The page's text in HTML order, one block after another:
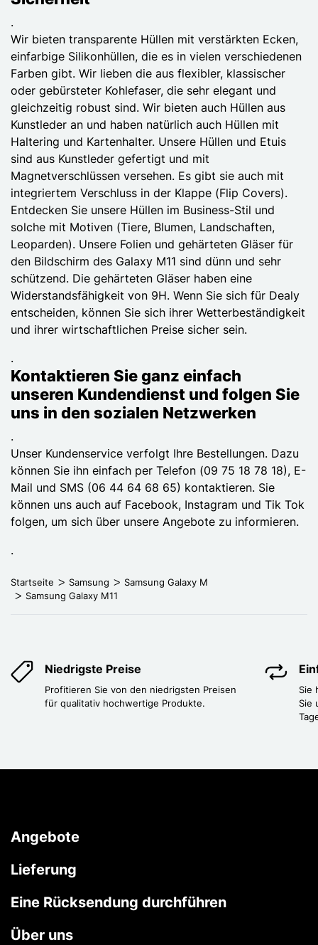
.
Wir bieten transparente Hüllen mit verstärkten Ecken,
einfarbige Silikonhüllen, die es in vielen verschiedenen
Farben gibt. Wir lieben die aus flexibler, klassischer
oder gebürsteter Kohlefaser, die sehr elegant und
gleichzeitig robust sind. Wir bieten auch Hüllen aus
Kunstleder an und haben natürlich auch Hüllen mit
Haltering und Kartenhalter. Unsere Hüllen und Etuis
sind aus Kunstleder gefertigt und mit
Magnetverschlüssen versehen. Es gibt sie auch mit
integriertem Verschluss in der Klappe (Flip Covers).
Entdecken Sie unsere Hüllen im Business-Stil und
solche mit Motiven (Tiere, Blumen, Landschaften,
Leoparden). Unsere Folien und gehärteten Gläser für
den Bildschirm des Galaxy M11 sind dünn und sehr
schützend. Die gehärteten Gläser haben eine
Widerstandsfähigkeit von 9H. Wenn Sie sich für Dealy
entscheiden, können Sie sich ihrer Wetterbeständigkeit
und ihrer wirtschaftlichen Preise sicher sein.
.
Kontaktieren Sie ganz einfach
unseren Kundendienst und folgen Sie
uns in den sozialen Netzwerken
.
Unser Kundenservice verfolgt Ihre Bestellungen. Dazu
können Sie ihn einfach per Telefon (09 75 18 78 18), E-
Mail und SMS (06 44 64 68 65) kontaktieren. Sie
können uns auch auf Facebook, Instagram und Tik Tok
folgen, um sich über unsere Angebote zu informieren.
.
Startseite Samsung
Samsung Galaxy M
Samsung Galaxy M11
Niedrigste Preise
Profitieren Sie von den niedrigsten Preisen
für qualitativ hochwertige Produkte.
Sie
Sie
Angebote
Lieferung
Eine Rücksendung durchführen
Über uns